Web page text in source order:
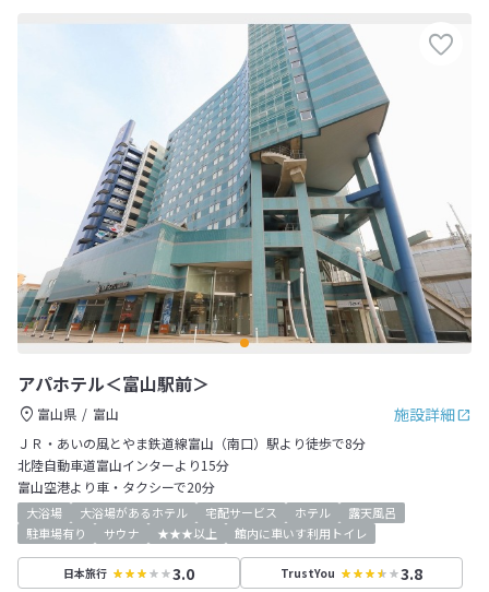
アパホテル＜富山駅前＞
施設詳細
富山県
富山
ＪＲ・あいの風とやま鉄道線富山（南口）駅より徒歩で8分
北陸自動車道富山インターより15分
富山空港より車・タクシーで20分
大浴場 大浴場があるホテル 宅配サービス ホテル
露天風呂
駐車場有り
サウナ ★★★以上 館内に車いす利用トイレ
日本旅行 3.0 TrustYou 3.8